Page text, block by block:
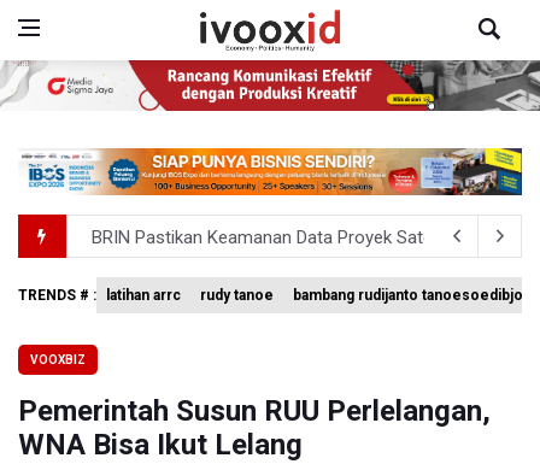
BRIN Pastikan Keamanan Data Proyek Satelit Lampung-1
BRIN Sebut Teknologi ANG Berpotensi Hemat Subsidi
BRIN Kembangkan Teknologi Modifikasi Cuaca hingga
KPK Minta Bambang Rudijanto Tanoesoedibjo
TRENDS # : latihan arrc rudy tanoe bambang rudijanto tanoesoedibjo
VOOXBIZ
Pemerintah Susun RUU Perlelangan,
WNA Bisa Ikut Lelang